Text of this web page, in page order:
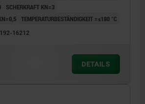
SCHERKRAFT KN=3
TEMPERATURBESTÄNDIGKEIT =≤180 °C
16212
DETAILS